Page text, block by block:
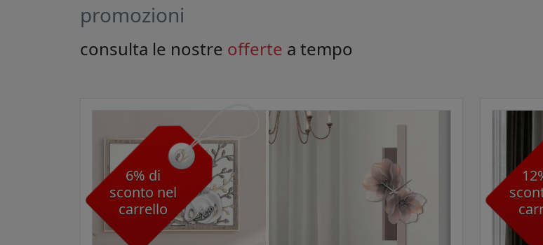
promozioni
consulta le nostre offerte a tempo
6% di
sconto nel
carrello